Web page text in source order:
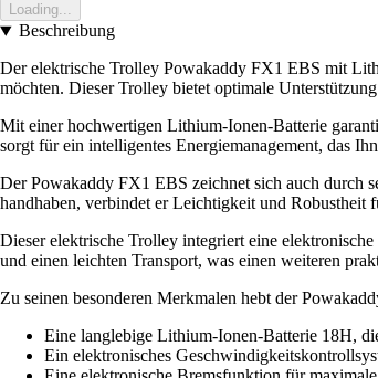
Loading...
Beschreibung
Der elektrische Trolley Powakaddy FX1 EBS mit
möchten. Dieser Trolley bietet optimale
Mit einer hochwertigen Lithium-Ionen-Batterie
sorgt für ein intelligentes Energiemanagement, das
Der Powakaddy FX1 EBS zeichnet sich auch durch
handhaben, verbindet er Leichtigkeit und Robustheit
Dieser elektrische Trolley integriert eine
und einen leichten Transport, was einen weiteren
Zu seinen besonderen Merkmalen hebt der
Eine langlebige Lithium-Ionen-Batterie 18H,
Ein elektronisches